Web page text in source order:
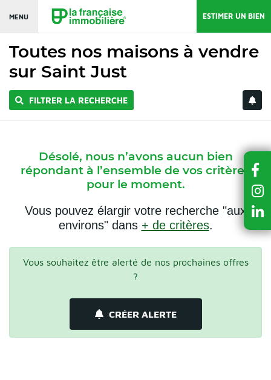
MENU ESTIMER UN BIEN
Toutes nos maisons à vendre
sur Saint Just
FILTRER LA RECHERCHE
Désolé, nous n’avons aucun bien
répondant à l’ensemble de vos critères
pour le moment.
Vous pouvez élargir votre recherche "aux
environs" dans + de critères.
Vous souhaitez être alerté de nos prochaines offres
?
CRÉER ALERTE